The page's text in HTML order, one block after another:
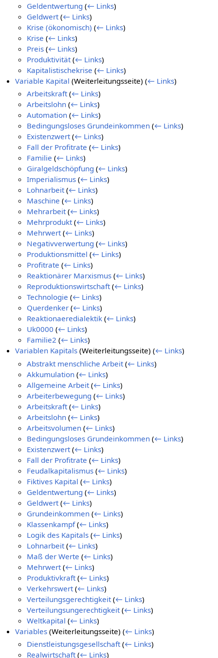
Geldentwertung (← Links)
Geldwert (← Links)
Krise (ökonomisch) (← Links)
Krise (← Links)
Preis (← Links)
Produktivität (← Links)
Kapitalistischekrise (← Links)
Variable Kapital (Weiterleitungsseite)(← Links)
Arbeitskraft (← Links)
Arbeitslohn (← Links)
Automation (← Links)
Bedingungsloses Grundeinkommen (← Links)
Existenzwert (← Links)
Fall der Profitrate (← Links)
Familie (← Links)
Giralgeldschöpfung (← Links)
Imperialismus (← Links)
Lohnarbeit (← Links)
Maschine (← Links)
Mehrarbeit (← Links)
Mehrprodukt (← Links)
Mehrwert (← Links)
Negativverwertung (← Links)
Produktionsmittel (← Links)
Profitrate (← Links)
Reaktionärer Marxismus (← Links)
Reproduktionswirtschaft (← Links)
Technologie (← Links)
Querdenker (← Links)
Reaktionaeredialektik (← Links)
Uk0000 (← Links)
Familie2 (← Links)
Variablen Kapitals (Weiterleitungsseite)(← Links)
Abstrakt menschliche Arbeit (← Links)
Akkumulation (← Links)
Allgemeine Arbeit (← Links)
Arbeiterbewegung (← Links)
Arbeitskraft (← Links)
Arbeitslohn (← Links)
Arbeitsvolumen (← Links)
Bedingungsloses Grundeinkommen (← Links)
Existenzwert (← Links)
Fall der Profitrate (← Links)
Feudalkapitalismus (← Links)
Fiktives Kapital (← Links)
Geldentwertung (← Links)
Geldwert (← Links)
Grundeinkommen (← Links)
Klassenkampf (← Links)
Logik des Kapitals (← Links)
Lohnarbeit (← Links)
Maß der Werte (← Links)
Mehrwert (← Links)
Produktivkraft (← Links)
Verkehrswert (← Links)
Verteilungsgerechtigkeit (← Links)
Verteilungsungerechtigkeit (← Links)
Weltkapital (← Links)
Variables (Weiterleitungsseite)(← Links)
Dienstleistungsgesellschaft (← Links)
Realwirtschaft (← Links)